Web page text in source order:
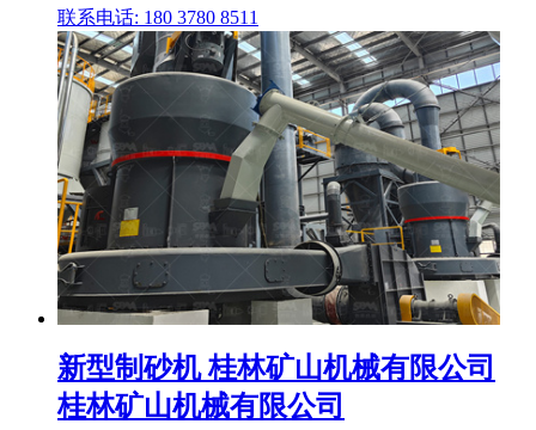
联系电话: 180 3780 8511
新型制砂机 桂林矿山机械有限公司
桂林矿山机械有限公司